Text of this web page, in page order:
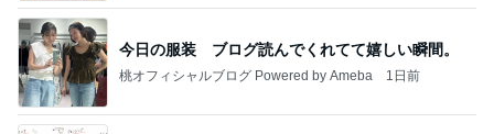
今日の服装 ブログ読んでくれてて嬉しい瞬間。
桃オフィシャルブログ Powered by Ameba 1日前